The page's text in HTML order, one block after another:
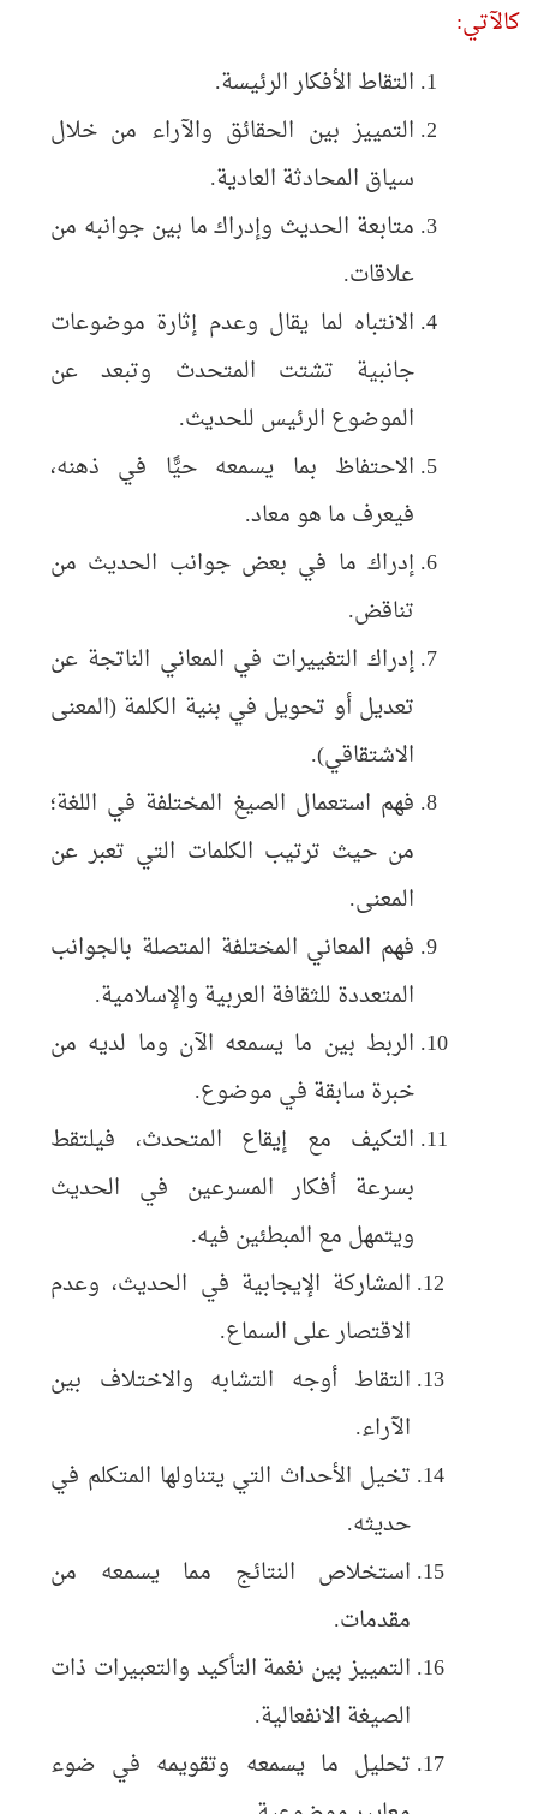
كالآتي:
التقاط الأفكار الرئيسة.
التمييز بين الحقائق والآراء من خلال
سياق المحادثة العادية.
متابعة الحديث وإدراك ما بين جوانبه من
علاقات.
الانتباه لما يقال وعدم إثارة موضوعات
جانبية تشتت المتحدث وتبعد عن
الموضوع الرئيس للحديث.
الاحتفاظ بما يسمعه حيًّا في ذهنه،
فيعرف ما هو معاد.
إدراك ما في بعض جوانب الحديث من
تناقض.
إدراك التغييرات في المعاني الناتجة عن
تعديل أو تحويل في بنية الكلمة (المعنى
الاشتقاقي).
فهم استعمال الصيغ المختلفة في اللغة؛
من حيث ترتيب الكلمات التي تعبر عن
المعنى.
فهم المعاني المختلفة المتصلة بالجوانب
المتعددة للثقافة العربية والإسلامية.
الربط بين ما يسمعه الآن وما لديه من
خبرة سابقة في موضوع.
التكيف مع إيقاع المتحدث، فيلتقط
بسرعة أفكار المسرعين في الحديث
ويتمهل مع المبطئين فيه.
المشاركة الإيجابية في الحديث، وعدم
الاقتصار على السماع.
التقاط أوجه التشابه والاختلاف بين
الآراء.
تخيل الأحداث التي يتناولها المتكلم في
حديثه.
استخلاص النتائج مما يسمعه من
مقدمات.
التمييز بين نغمة التأكيد والتعبيرات ذات
الصيغة الانفعالية.
تحليل ما يسمعه وتقويمه في ضوء